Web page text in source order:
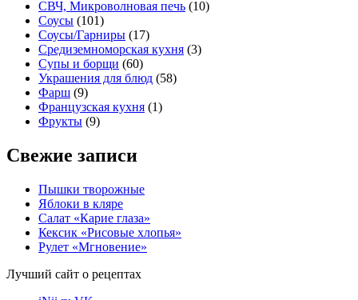
СВЧ, Микроволновая печь (10)
Соусы (101)
Соусы/Гарниры (17)
Средиземноморская кухня (3)
Супы и борщи (60)
Украшения для блюд (58)
Фарш (9)
Французская кухня (1)
Фрукты (9)
Свежие записи
Пышки творожные
Яблоки в кляре
Салат «Карие глаза»
Кексик «Рисовые хлопья»
Рулет «Мгновение»
Лучший сайт о рецептах